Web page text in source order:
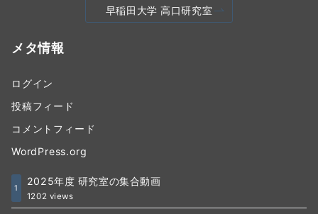
早稲田大学 高口研究室
メタ情報
ログイン
投稿フィード
コメントフィード
WordPress.org
1
2025年度 研究室の集合動画
1202 views